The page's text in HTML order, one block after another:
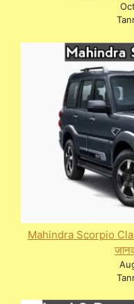
Mahindra Scorpio